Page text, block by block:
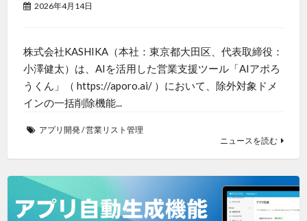
2026年4月14日
株式会社KASHIKA（本社：東京都大田区、代表取締役：
小澤健太）は、AIを活用した営業支援ツール「AIアポろ
うくん」（ https://aporo.ai/ ）において、除外対象ドメ
インの一括削除機能...
アプリ開発 /営業リスト管理
ニュースを読む